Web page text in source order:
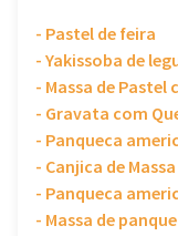
- Pastel de feira
- Yakissoba de
- Massa de Pastel
- Gravata com
- Panqueca
- Canjica de Massa
- Panqueca
- Massa de